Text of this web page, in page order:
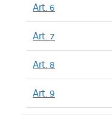
Art. 6
Art. 7
Art. 8
Art. 9